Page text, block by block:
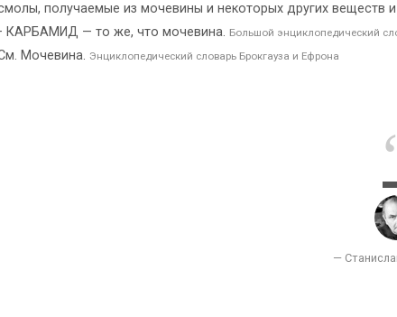
получаемые из мочевины и некоторых других веществ
КАРБАМИД — то же, что мочевина. Большой энциклопедический
Мочевина. Энциклопедический словарь Брокгауза и Ефрона